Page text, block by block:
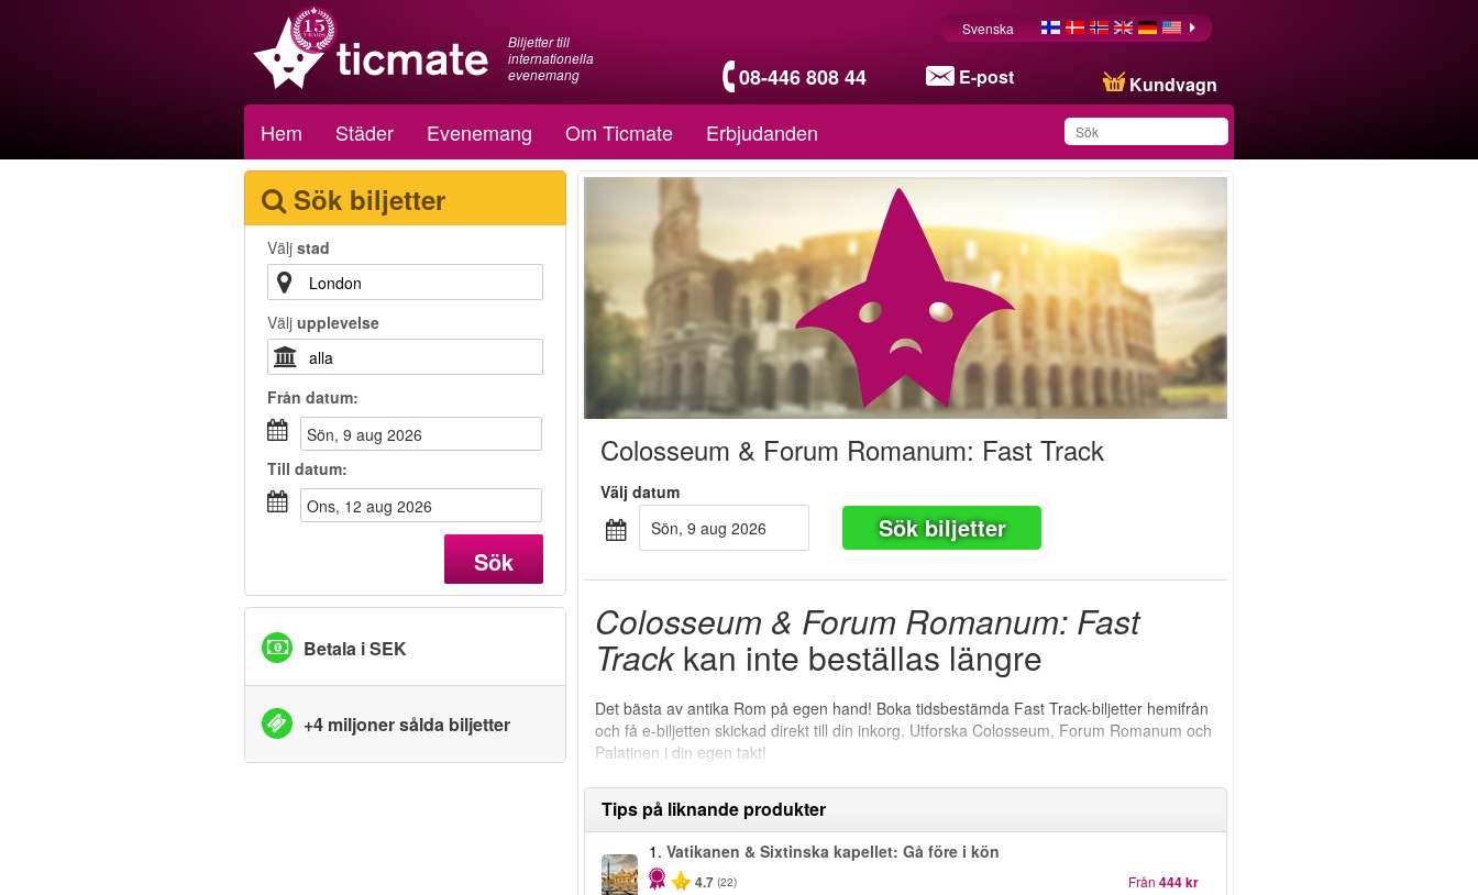
Biljetter till
internationella
evenemang
08-446 808 44 E-post Kundvagn
Svenska
Hem Städer Evenemang Om Ticmate Erbjudanden
Sök biljetter
Välj stad
Välj upplevelse
Från datum:
sön, 9 aug 2026
Till datum:
ons, 12 aug 2026
Sök
Betala i SEK
+4 miljoner sålda biljetter
Colosseum & Forum Romanum: Fast Track
Välj datum
sön, 9 aug 2026
Sök biljetter
Colosseum & Forum Romanum: Fast
Trackkan inte beställas längre
Det bästa av antika Rom på egen hand! Boka tidsbestämda Fast Track-biljetter hemifrån
och få e-biljetten skickad direkt till din inkorg. Utforska Colosseum, Forum Romanum och
Palatinen i din egen takt!
Tips på liknande produkter
1.Vatikanen & Sixtinska kapellet: Gå före i kön
4.7 (22) Från 444 kr